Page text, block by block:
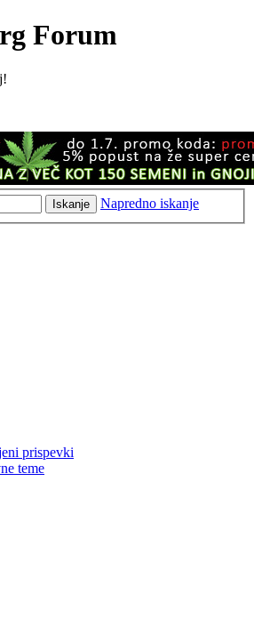
Forum
Iskanje Napredno iskanje
prispevki
teme